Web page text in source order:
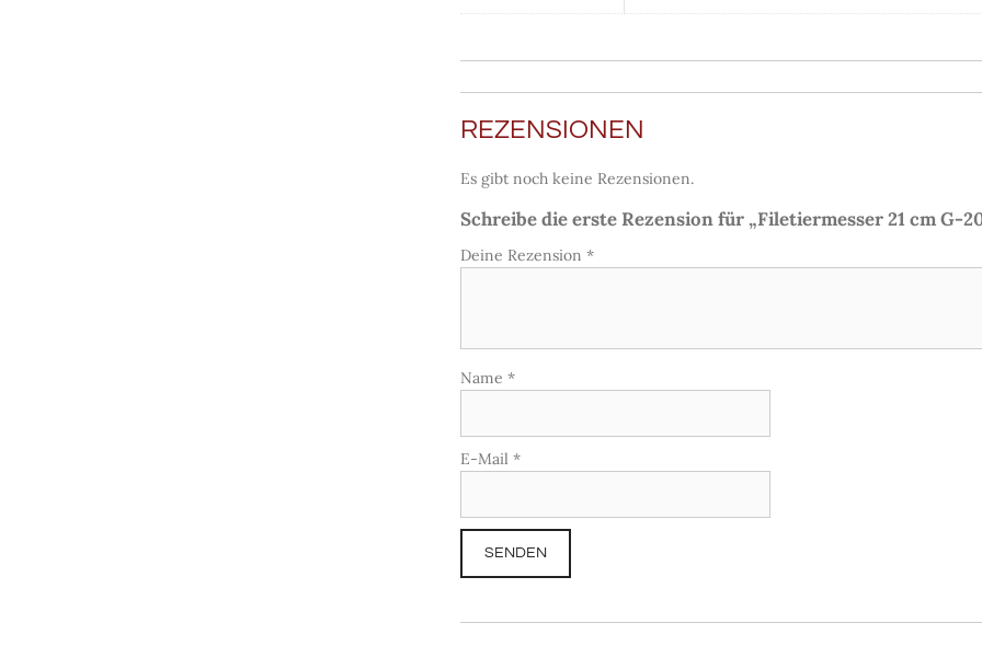
REZENSIONEN
Es gibt noch keine Rezensionen.
Schreibe die erste Rezension für „Filetiermesser 21 cm G-
Deine Rezension *
Name *
E-Mail *